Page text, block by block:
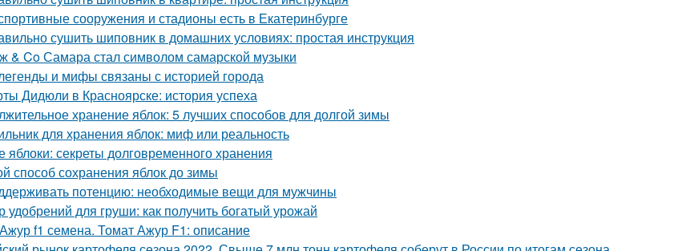
сооружения и стадионы есть в Екатеринбурге
сушить шиповник в домашних условиях: простая инструкция
& Co Самара стал символом самарской музыки
и мифы связаны с историей города
Дидюли в Красноярске: история успеха
хранение яблок: 5 лучших способов для долгой зимы
для хранения яблок: миф или реальность
яблоки: секреты долговременного хранения
способ сохранения яблок до зимы
потенцию: необходимые вещи для мужчины
удобрений для груши: как получить богатый урожай
f1 семена. Томат Ажур F1: описание